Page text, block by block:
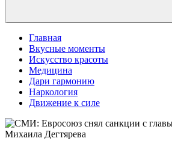
Главная
Вкусные моменты
Искусство красоты
Медицина
Дари гармонию
Наркология
Движение к силе